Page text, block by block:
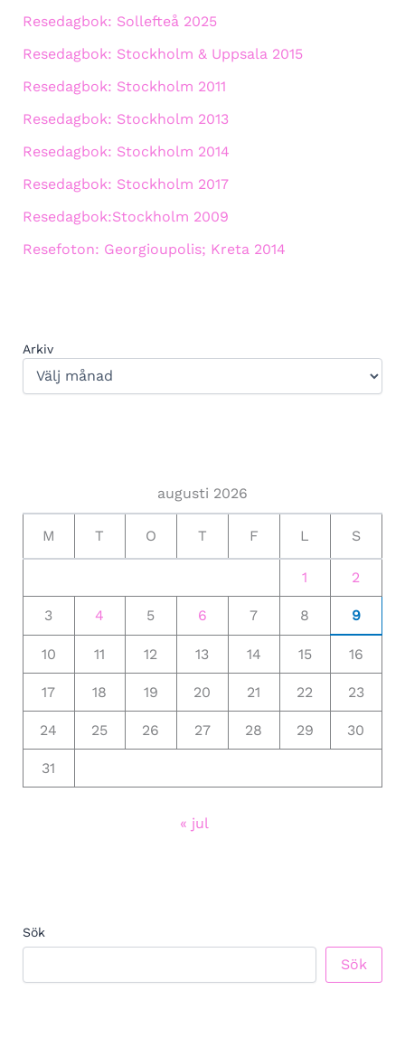
Resedagbok: Sollefteå 2025
Resedagbok: Stockholm & Uppsala 2015
Resedagbok: Stockholm 2011
Resedagbok: Stockholm 2013
Resedagbok: Stockholm 2014
Resedagbok: Stockholm 2017
Resedagbok:Stockholm 2009
Resefoton: Georgioupolis; Kreta 2014
Arkiv
augusti 2026
M T O T F L S
1 2
3 4 5 6 7 8 9
10 11 12 13 14 15 16
17 18 19 20 21 22 23
24 25 26 27 28 29 30
31
« jul
Sök
Sök